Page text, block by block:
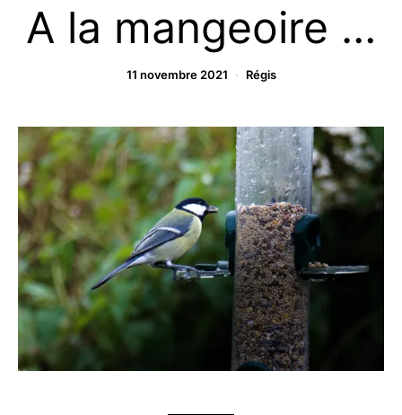
A la mangeoire …
11 novembre 2021 Régis